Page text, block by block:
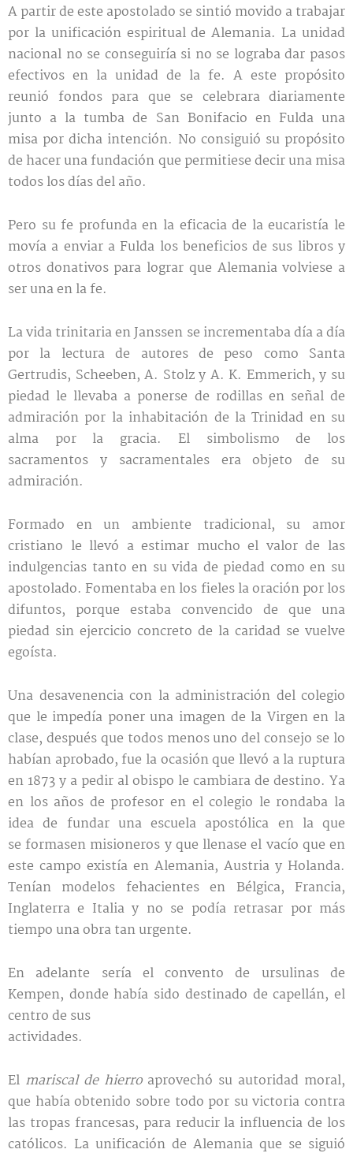
A partir de este apostolado se sintió movido a trabajar
por la unificación espiritual de Alemania. La unidad
nacional no se conseguiría si no se lograba dar pasos
efectivos en la unidad de la fe. A este propósito
reunió fondos para que se celebrara diariamente
junto a la tumba de San Bonifacio en Fulda una
misa por dicha intención. No consiguió su propósito
de hacer una fundación que permitiese decir una misa
todos los días del año.
Pero su fe profunda en la eficacia de la eucaristía le
movía a enviar a Fulda los beneficios de sus libros y
otros donativos para lograr que Alemania volviese a
ser una en la fe.
La vida trinitaria en Janssen se incrementaba día a día
por la lectura de autores de peso como Santa
Gertrudis, Scheeben, A. Stolz y A. K. Emmerich, y su
piedad le llevaba a ponerse de rodillas en señal de
admiración por la inhabitación de la Trinidad en su
alma por la gracia. El simbolismo de los
sacramentos y sacramentales era objeto de su
admiración.
Formado en un ambiente tradicional, su amor
cristiano le llevó a estimar mucho el valor de las
indulgencias tanto en su vida de piedad como en su
apostolado. Fomentaba en los fieles la oración por los
difuntos, porque estaba convencido de que una
piedad sin ejercicio concreto de la caridad se vuelve
egoísta.
Una desavenencia con la administración del colegio
que le impedía poner una imagen de la Virgen en la
clase, después que todos menos uno del consejo se lo
habían aprobado, fue la ocasión que llevó a la ruptura
en 1873 y a pedir al obispo le cambiara de destino. Ya
en los años de profesor en el colegio le rondaba la
idea de fundar una escuela apostólica en la que
se formasen misioneros y que llenase el vacío que en
este campo existía en Alemania, Austria y Holanda.
Tenían modelos fehacientes en Bélgica, Francia,
Inglaterra e Italia y no se podía retrasar por más
tiempo una obra tan urgente.
En adelante sería el convento de ursulinas de
Kempen, donde había sido destinado de capellán, el
centro de sus
actividades.
El mariscal de hierro aprovechó su autoridad moral,
que había obtenido sobre todo por su victoria contra
las tropas francesas, para reducir la influencia de los
católicos. La unificación de Alemania que se siguió